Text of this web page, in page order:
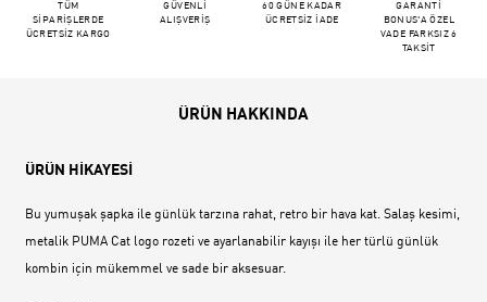
TÜM
SİPARİŞLERDE
ÜCRETSİZ KARGO
GÜVENLİ
ALIŞVERİŞ
60 GÜNE KADAR
ÜCRETSİZ İADE
GARANTİ
BONUS'A ÖZEL
VADE FARKSIZ 6
TAKSİT
ÜRÜN HAKKINDA
ÜRÜN HİKAYESİ
Bu yumuşak şapka ile günlük tarzına rahat, retro bir hava kat. Salaş kesimi,
metalik PUMA Cat logo rozeti ve ayarlanabilir kayışı ile her türlü günlük
kombin için mükemmel ve sade bir aksesuar.